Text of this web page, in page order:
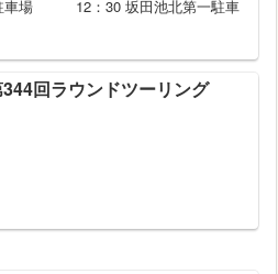
駐車場 12：30 坂田池北第一駐車
回ラウンドツーリング